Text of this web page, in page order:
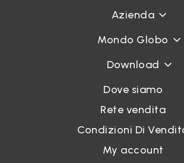
Azienda
Mondo Globo
Download
Dove siamo
Rete vendita
Condizioni Di
My account